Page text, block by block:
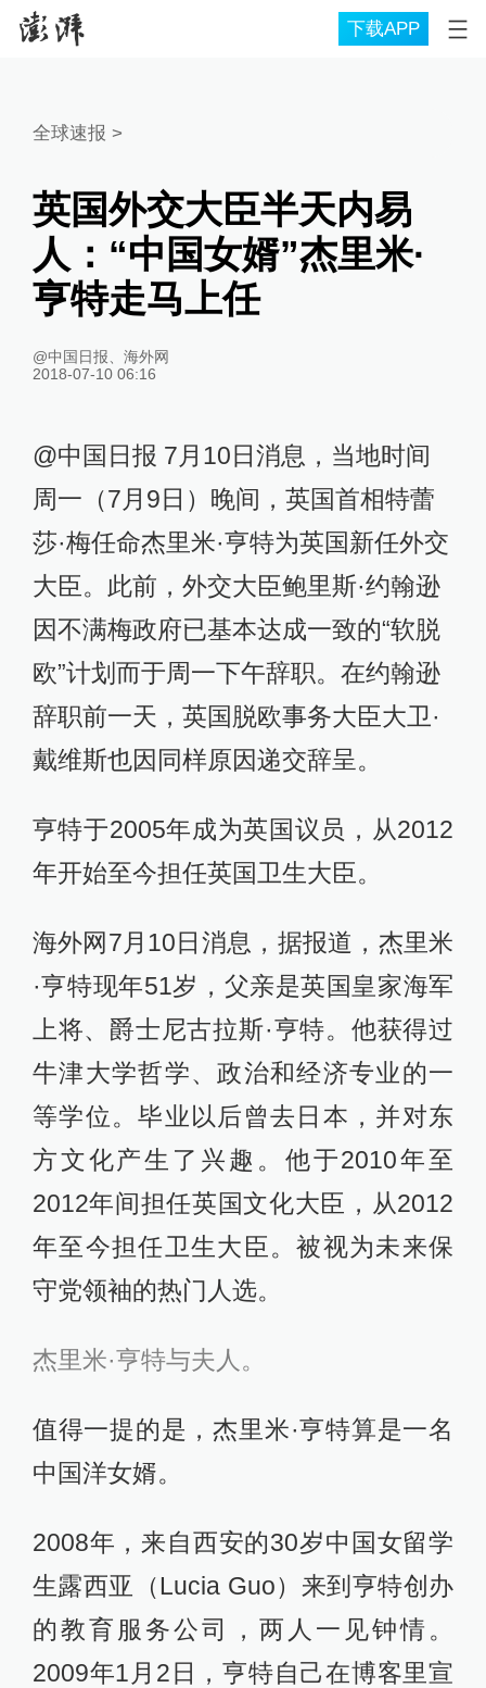
下载APP
全球速报 >
英国外交大臣半天内易
人：“中国女婿”杰里米·
亨特走马上任
@中国日报、海外网
2018-07-10 06:16
@中国日报 7月10日消息，当地时间
周一（7月9日）晚间，英国首相特蕾
莎·梅任命杰里米·亨特为英国新任外交
大臣。此前，外交大臣鲍里斯·约翰逊
因不满梅政府已基本达成一致的“软脱
欧”计划而于周一下午辞职。在约翰逊
辞职前一天，英国脱欧事务大臣大卫·
戴维斯也因同样原因递交辞呈。
亨特于2005年成为英国议员，从2012
年开始至今担任英国卫生大臣。
海外网7月10日消息，据报道，杰里米
·亨特现年51岁，父亲是英国皇家海军
上将、爵士尼古拉斯·亨特。他获得过
牛津大学哲学、政治和经济专业的一
等学位。毕业以后曾去日本，并对东
方文化产生了兴趣。他于2010年至
2012年间担任英国文化大臣，从2012
年至今担任卫生大臣。被视为未来保
守党领袖的热门人选。
杰里米·亨特与夫人。
值得一提的是，杰里米·亨特算是一名
中国洋女婿。
2008年，来自西安的30岁中国女留学
生露西亚（Lucia Guo）来到亨特创办
的教育服务公司，两人一见钟情。
2009年1月2日，亨特自己在博客里宣